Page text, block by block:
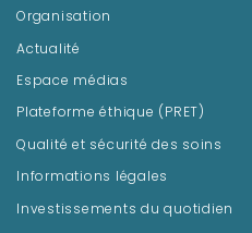
Organisation
Actualité
Espace médias
Plateforme éthique (PRET)
Qualité et sécurité des soins
Informations légales
Investissements du quotidien